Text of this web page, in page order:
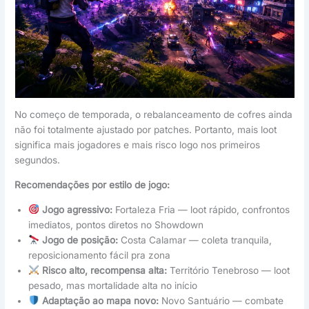
No começo de temporada, o rebalanceamento de cofres ainda
não foi totalmente ajustado por patches. Portanto, mais loot
significa mais jogadores e mais risco logo nos primeiros
segundos.
Recomendações por estilo de jogo:
Jogo agressivo:Fortaleza Fria — loot rápido, confrontos
imediatos, pontos diretos no Showdown
Jogo de posição:Costa Calamar — coleta tranquila,
reposicionamento fácil pra zona
Risco alto, recompensa alta:Território Tenebroso — loot
pesado, mas mortalidade alta no início
Adaptação ao mapa novo:Novo Santuário — combate